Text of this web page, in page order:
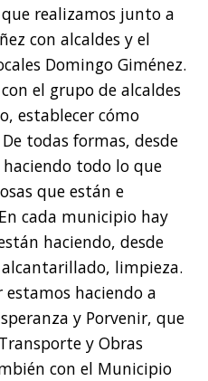
realizamos junto a
con alcaldes y el
Domingo Giménez.
el grupo de alcaldes
establecer cómo
todas formas, desde
todo lo que
que están e
cada municipio hay
haciendo, desde
limpieza.
estamos haciendo a
y Porvenir, que
y Obras
con el Municipio